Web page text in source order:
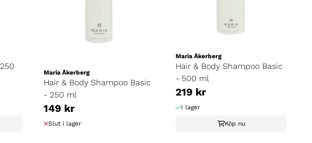
Maria Åkerberg
Hair & Body Shampoo Basic
- 250 ml
149 kr
Slut i lager
Maria Åkerberg
Hair & Body Shampoo Basic
- 500 ml
219 kr
I lager
Köp nu